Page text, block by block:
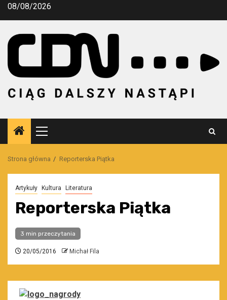
Przejdź
08/08/2026
Menu
główne
Strona główna Reporterska Piątka
Artykuły Kultura Literatura
Reporterska Piątka
3 min przeczytania
20/05/2016 Michał Fila